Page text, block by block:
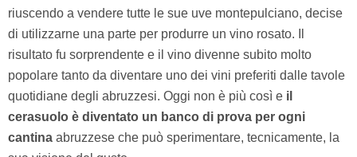
riuscendo a vendere tutte le sue uve montepulciano, decise
di utilizzarne una parte per produrre un vino rosato. Il
risultato fu sorprendente e il vino divenne subito molto
popolare tanto da diventare uno dei vini preferiti dalle tavole
quotidiane degli abruzzesi. Oggi non è più così e il
cerasuolo è diventato un banco di prova per ogni
cantina abruzzese che può sperimentare, tecnicamente, la